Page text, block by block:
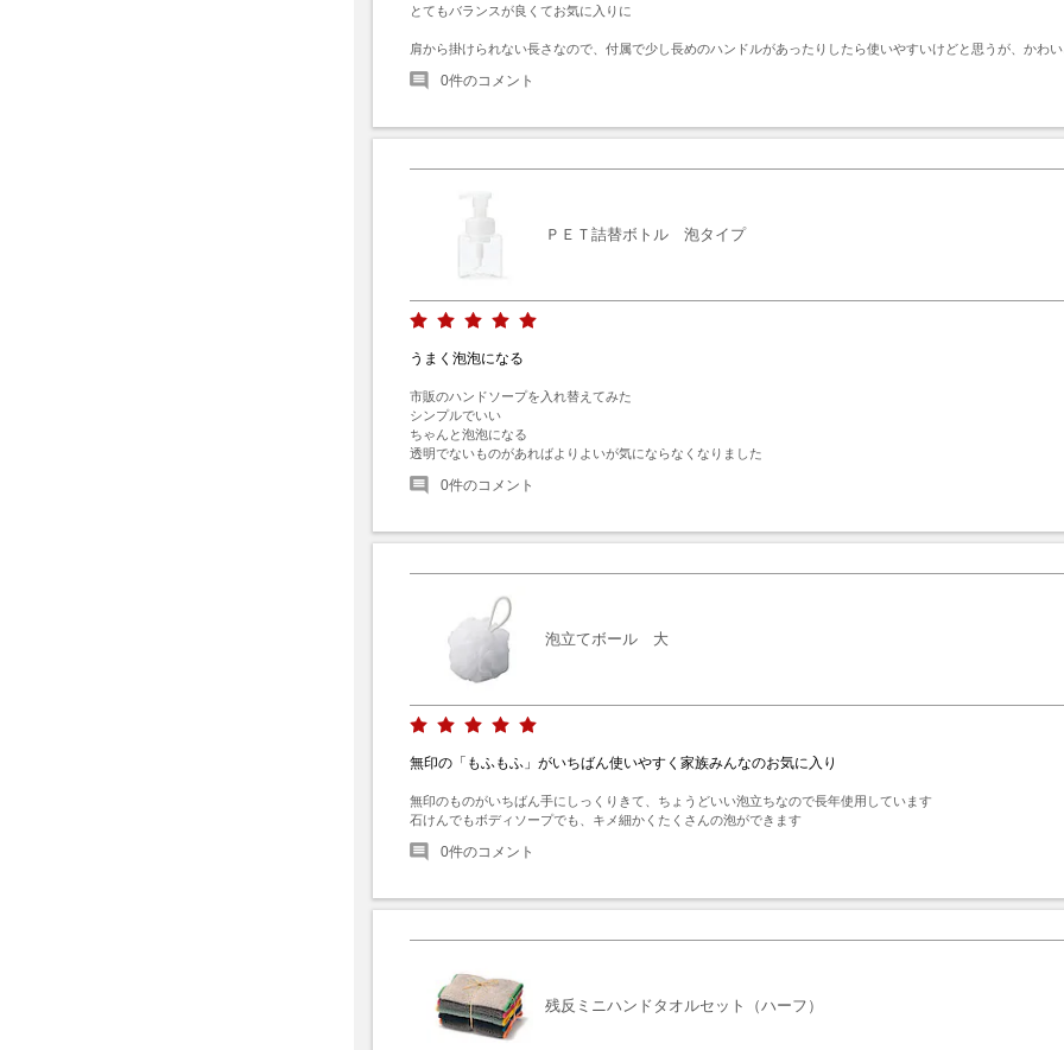
とてもバランスが良くてお気に入りに
肩から掛けられない長さなので、付属で少し長めのハンドルがあったりしたら使いやすいけどと思うが、かわ
0件のコメント
ＰＥＴ詰替ボトル 泡タイプ
うまく泡泡になる
市販のハンドソープを入れ替えてみた
シンプルでいい
ちゃんと泡泡になる
透明でないものがあればよりよいが気にならなくなりました
0件のコメント
泡立てボール 大
無印の「もふもふ」がいちばん使いやすく家族みんなのお気に入り
無印のものがいちばん手にしっくりきて、ちょうどいい泡立ちなので長年使用しています
石けんでもボディソープでも、キメ細かくたくさんの泡ができます
0件のコメント
残反ミニハンドタオルセット（ハーフ）